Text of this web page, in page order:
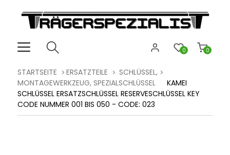
0
0
STARTSEITE ERSATZTEILE
SCHLÜSSEL,
MONTAGEWERKZEUG, SPEZIALSCHLÜSSEL
KAMEI
SCHLÜSSEL ERSATZSCHLÜSSEL RESERVESCHLÜSSEL KEY
CODE NUMMER 001 BIS 050 - CODE: 023